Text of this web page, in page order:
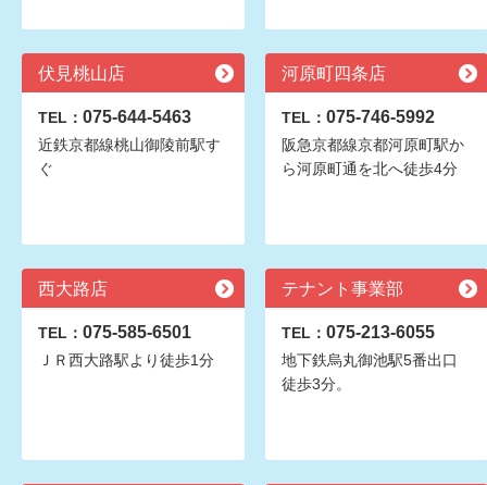
伏見桃山店
TEL： 075-644-5463
近鉄京都線桃山御陵前駅す
ぐ
河原町四条店
TEL： 075-746-5992
阪急京都線京都河原町駅か
ら河原町通を北へ徒歩4分
西大路店
TEL： 075-585-6501
ＪＲ西大路駅より徒歩1分
テナント事業部
TEL： 075-213-6055
地下鉄烏丸御池駅5番出口
徒歩3分。